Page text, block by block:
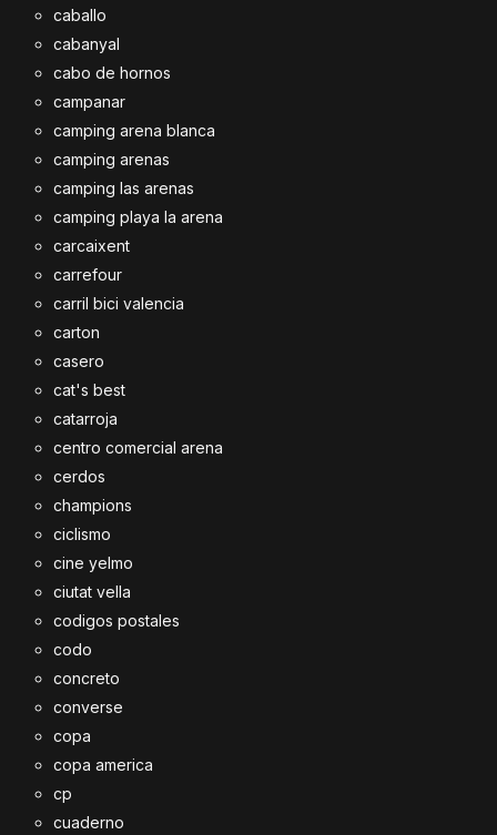
caballo
cabanyal
cabo de hornos
campanar
camping arena blanca
camping arenas
camping las arenas
camping playa la arena
carcaixent
carrefour
carril bici valencia
carton
casero
cat's best
catarroja
centro comercial arena
cerdos
champions
ciclismo
cine yelmo
ciutat vella
codigos postales
codo
concreto
converse
copa
copa america
cp
cuaderno